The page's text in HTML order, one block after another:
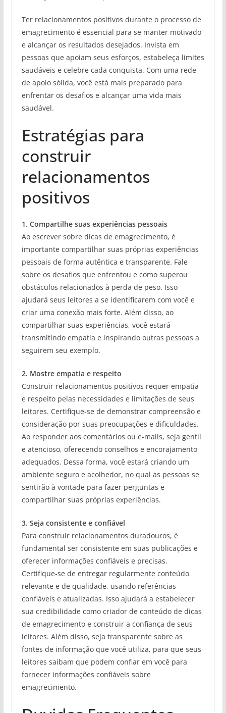
Ter relacionamentos positivos durante o processo de
emagrecimento é essencial para se manter motivado
e alcançar os resultados desejados. Invista em
pessoas que apoiam seus esforços, estabeleça limites
saudáveis e celebre cada conquista. Com uma rede
de apoio sólida, você está mais preparado para
enfrentar os desafios e alcançar uma vida mais
saudável.
Estratégias para
construir
relacionamentos
positivos
1. Compartilhe suas experiências pessoais
Ao escrever sobre dicas de emagrecimento, é
importante compartilhar suas próprias experiências
pessoais de forma autêntica e transparente. Fale
sobre os desafios que enfrentou e como superou
obstáculos relacionados à perda de peso. Isso
ajudará seus leitores a se identificarem com você e
criar uma conexão mais forte. Além disso, ao
compartilhar suas experiências, você estará
transmitindo empatia e inspirando outras pessoas a
seguirem seu exemplo.
2. Mostre empatia e respeito
Construir relacionamentos positivos requer empatia
e respeito pelas necessidades e limitações de seus
leitores. Certifique-se de demonstrar compreensão e
consideração por suas preocupações e dificuldades.
Ao responder aos comentários ou e-mails, seja gentil
e atencioso, oferecendo conselhos e encorajamento
adequados. Dessa forma, você estará criando um
ambiente seguro e acolhedor, no qual as pessoas se
sentirão à vontade para fazer perguntas e
compartilhar suas próprias experiências.
3. Seja consistente e confiável
Para construir relacionamentos duradouros, é
fundamental ser consistente em suas publicações e
oferecer informações confiáveis ​​e precisas.
Certifique-se de entregar regularmente conteúdo
relevante e de qualidade, usando referências
confiáveis ​​e atualizadas. Isso ajudará a estabelecer
sua credibilidade como criador de conteúdo de dicas
de emagrecimento e construir a confiança de seus
leitores. Além disso, seja transparente sobre as
fontes de informação que você utiliza, para que seus
leitores saibam que podem confiar em você para
fornecer informações confiáveis ​​sobre
emagrecimento.